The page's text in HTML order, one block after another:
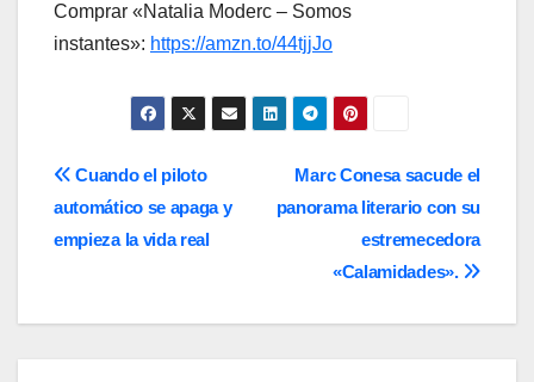
Comprar «Natalia Moderc – Somos
instantes»: https://amzn.to/44tjjJo
Navegación
de
Marc Conesa sacude el
panorama literario con su
estremecedora
«Calamidades».
Cuando el piloto
automático se apaga y
empieza la vida real